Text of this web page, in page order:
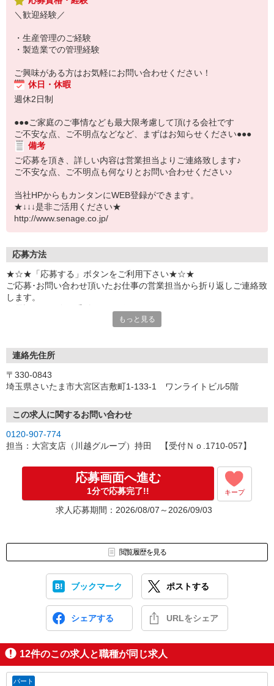
＼歓迎経験／
・生産管理のご経験
・製造業での管理経験
ご興味がある方はお気軽にお問い合わせください！
休日・休暇
週休2日制
●●●ご家庭のご事情なども最大限考慮して頂ける会社です
ご不安な点、ご不明点などなど、まずはお知らせください●●●
備考
ご応募を頂き、詳しい内容は営業担当よりご連絡致します♪
ご不安な点、ご不明点も何なりとお問い合わせください♪
当社HPからもカンタンにWEB登録ができます。
★↓↓↓是非ご活用ください★
http://www.senage.co.jp/
応募方法
★☆★「応募する」ボタンをご利用下さい★☆★
ご応募･お問い合わせ頂いたお仕事の営業担当から折り返しご連絡致
します。
もっと見る
連絡先住所
〒330-0843
埼玉県さいたま市大宮区吉敷町1-133-1 ワンライトビル5階
この求人に関するお問い合わせ
0120-907-774
担当：大宮支店（川越グループ）持田 【受付Ｎｏ.1710-057】
応募画面へ進む
1分で応募完了!! キープ
求人応募期間：2026/08/07～2026/09/03
閲覧履歴を見る
ブックマーク ポストする
シェアする URLをシェア
12件のこの求人と職種が同じ求人
パート